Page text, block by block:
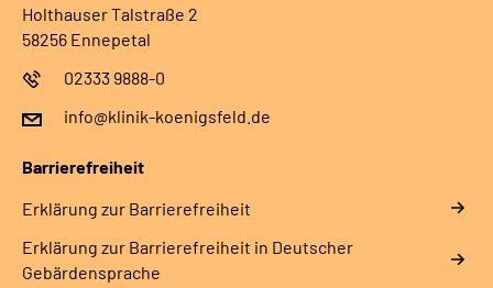
Holthauser Talstraße 2
58256 Ennepetal
02333 9888-0
info@klinik-koenigsfeld.de
Barrierefreiheit
Erklärung zur Barrierefreiheit
Erklärung zur Barrierefreiheit in Deutscher
Gebärdensprache